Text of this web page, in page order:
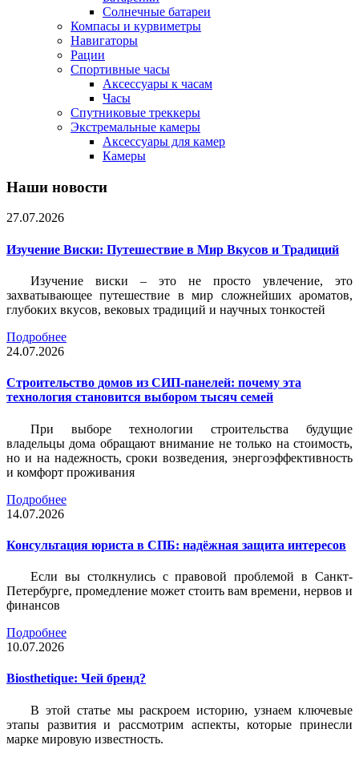
Солнечные батареи
Компасы и курвиметры
Навигаторы
Рации
Спортивные часы
Аксессуары к часам
Часы
Спутниковые треккеры
Экстремальные камеры
Аксессуары для камер
Камеры
Наши новости
27.07.2026
Изучение Виски: Путешествие в Мир Вкусов и Традиций
Изучение виски – это не просто увлечение, это
захватывающее путешествие в мир сложнейших ароматов,
глубоких вкусов, вековых традиций и научных тонкостей
Подробнее
24.07.2026
Строительство домов из СИП-панелей: почему эта
технология становится выбором тысяч семей
При выборе технологии строительства будущие
владельцы дома обращают внимание не только на стоимость,
но и на надежность, сроки возведения, энергоэффективность
и комфорт проживания
Подробнее
14.07.2026
Консультация юриста в СПБ: надёжная защита интересов
Если вы столкнулись с правовой проблемой в Санкт-
Петербурге, промедление может стоить вам времени, нервов и
финансов
Подробнее
10.07.2026
Biosthetique: Чей бренд?
В этой статье мы раскроем историю, узнаем ключевые
этапы развития и рассмотрим аспекты, которые принесли
марке мировую известность.